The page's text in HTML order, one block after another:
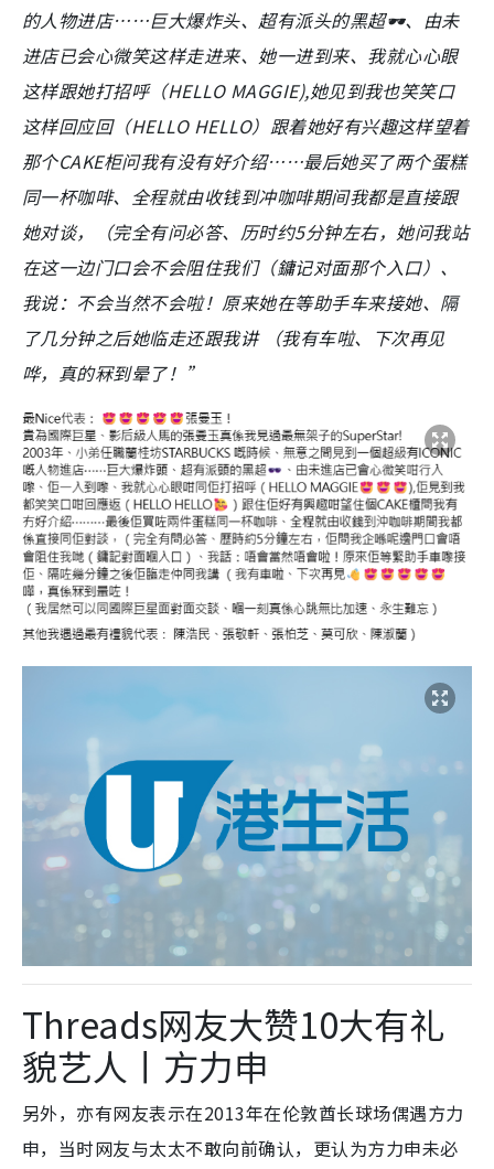
的人物进店……巨大爆炸头、超有派头的黑超🕶️、由未
进店已会心微笑这样走进来、她一进到来、我就心心眼
这样跟她打招呼（HELLO MAGGIE),她见到我也笑笑口
这样回应回（HELLO HELLO）跟着她好有兴趣这样望着
那个CAKE柜问我有没有好介绍……最后她买了两个蛋糕
同一杯咖啡、全程就由收钱到冲咖啡期间我都是直接跟
她对谈，（完全有问必答、历时约5分钟左右，她问我站
在这一边门口会不会阻住我们（鏞记对面那个入口）、
我说：不会当然不会啦！原来她在等助手车来接她、隔
了几分钟之后她临走还跟我讲 （我有车啦、下次再见
哗，真的冧到晕了！”
Threads网友大赞10大有礼
貌艺人丨方力申
另外，亦有网友表示在2013年在伦敦酋长球场偶遇方力
申，当时网友与太太不敢向前确认，更认为方力申未必